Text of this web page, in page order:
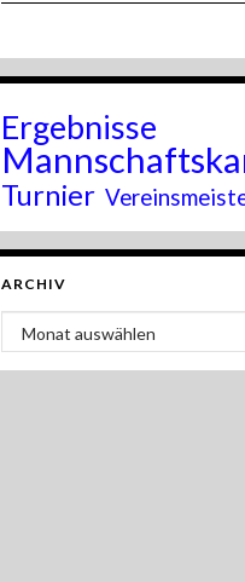
Ergebnisse
Turnier
ARCHIV
Archiv